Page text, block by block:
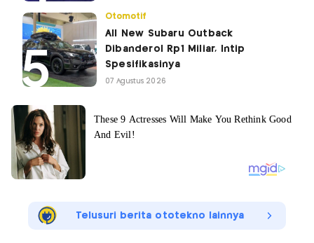
Otomotif
All New Subaru Outback
Dibanderol Rp1 Miliar, Intip
Spesifikasinya
07 Agustus 2026
Telusuri berita ototekno lainnya